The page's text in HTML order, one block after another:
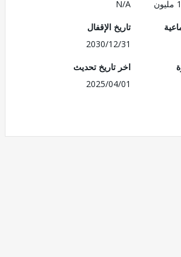
N/A
تاريخ الإقفال
2030/12/31
اخر تاريخ تحديث
2025/04/01